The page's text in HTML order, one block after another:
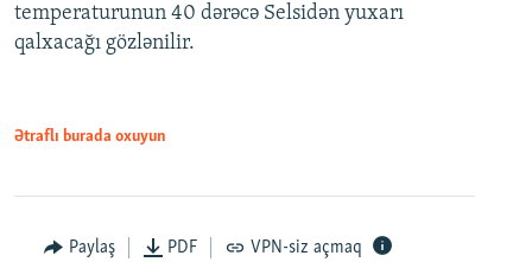
temperaturunun 40 dərəcə Selsidən yuxarı
qalxacağı gözlənilir.
Ətraflı burada oxuyun
Paylaş PDF VPN-siz açmaq